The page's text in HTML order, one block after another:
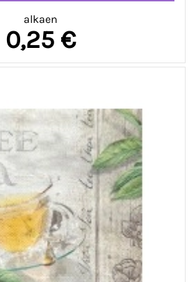
alkaen
0,25 €